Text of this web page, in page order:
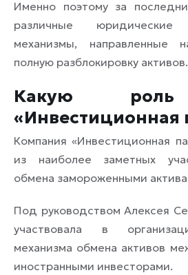
Именно поэтому за
различные
механизмы, направленные
полную разблокировку активов.
Какую роль
«Инвестиционная
Компания «Инвестиционная
из наиболее заметных
обмена замороженными
Под руководством Алексея
участвовала в
механизма обмена активов
иностранными инвесторами.